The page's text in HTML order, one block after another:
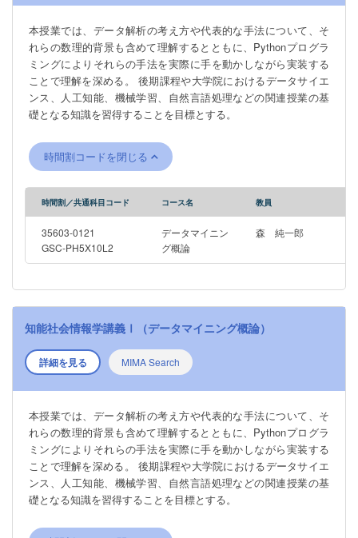
本授業では、データ解析の考え方や代表的な手法について、そ
れらの数理的背景も含めて理解するとともに、Pythonプログラ
ミングによりそれらの手法を実際に手を動かしながら実装する
ことで理解を深める。 後期課程や大学院におけるデータサイエ
ンス、人工知能、機械学習、自然言語処理などの関連授業の基
礎となる知識を習得することを目標とする。
時間割コードを閉じる
時間割／共通科目コード コース名 教員
35603-0121
GSC-PH5X10L2
データマイニン
グ概論
森 純一郎
知能社会情報学講義Ⅰ（データマイニング概論）
詳細を見る MIMA Search
本授業では、データ解析の考え方や代表的な手法について、そ
れらの数理的背景も含めて理解するとともに、Pythonプログラ
ミングによりそれらの手法を実際に手を動かしながら実装する
ことで理解を深める。 後期課程や大学院におけるデータサイエ
ンス、人工知能、機械学習、自然言語処理などの関連授業の基
礎となる知識を習得することを目標とする。